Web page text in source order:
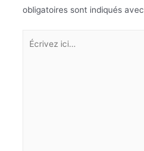
obligatoires sont indiqués avec